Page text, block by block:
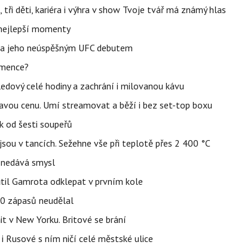
děti, kariéra i výhra v show Tvoje tvář má známý hlas
momenty
neúspěšným UFC debutem
celé hodiny a zachrání i milovanou kávu
cenu. Umí streamovat a běží i bez set-top boxu
od šesti soupeřů
v tancích. Sežehne vše při teplotě přes 2 400 °C
smysl
Gamrota odklepat v prvním kole
zápasů neudělal
v New Yorku. Britové se brání
Rusové s ním ničí celé městské ulice